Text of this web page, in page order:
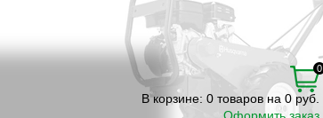
0
В корзине: 0 товаров на 0 руб.
Оформить заказ